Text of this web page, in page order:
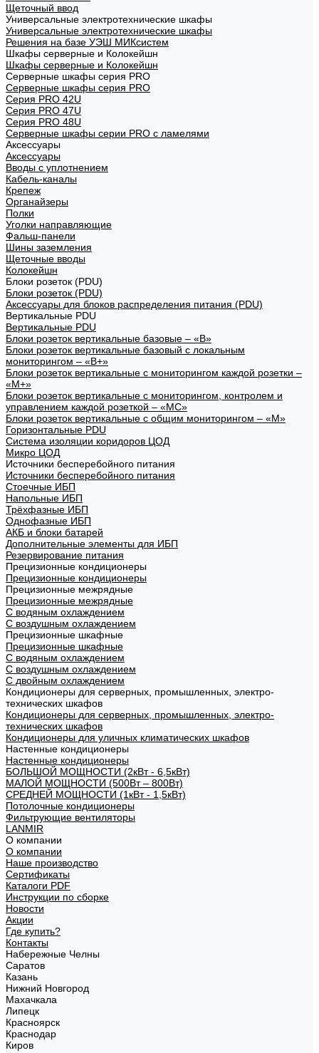
Щеточный ввод
Универсальные электротехнические шкафы
Универсальные электротехнические шкафы
Решения на базе УЭШ МИКсистем
Шкафы серверные и Колокейшн
Шкафы серверные и Колокейшн
Серверные шкафы серия PRO
Серверные шкафы серия PRO
Серия PRO 42U
Серия PRO 47U
Серия PRO 48U
Серверные шкафы серии PRO с ламелями
Аксессуары
Аксессуары
Вводы с уплотнением
Кабель-каналы
Крепеж
Органайзеры
Полки
Уголки направляющие
Фальш-панели
Шины заземления
Щеточные вводы
Колокейшн
Блоки розеток (PDU)
Блоки розеток (PDU)
Аксессуары для блоков распределения питания (PDU)
Вертикальные PDU
Вертикальные PDU
Блоки розеток вертикальные базовые – «В»
Блоки розеток вертикальные базовый с локальным
мониторингом – «В+»
Блоки розеток вертикальные с мониторингом каждой розетки –
«М+»
Блоки розеток вертикальные с мониторингом, контролем и
управлением каждой розеткой – «МС»
Блоки розеток вертикальные с общим мониторингом – «М»
Горизонтальные PDU
Система изоляции коридоров ЦОД
Микро ЦОД
Источники бесперебойного питания
Источники бесперебойного питания
Стоечные ИБП
Напольные ИБП
Трёхфазные ИБП
Однофазные ИБП
АКБ и блоки батарей
Дополнительные элементы для ИБП
Резервирование питания
Прецизионные кондиционеры
Прецизионные кондиционеры
Прецизионные межрядные
Прецизионные межрядные
С водяным охлаждением
С воздушным охлаждением
Прецизионные шкафные
Прецизионные шкафные
С водяным охлаждением
С воздушным охлаждением
С двойным охлаждением
Кондиционеры для серверных, промышленных, электро-
технических шкафов
Кондиционеры для серверных, промышленных, электро-
технических шкафов
Кондиционеры для уличных климатических шкафов
Настенные кондиционеры
Настенные кондиционеры
БОЛЬШОЙ МОЩНОСТИ (2кВт - 6,5кВт)
МАЛОЙ МОЩНОСТИ (500Вт – 800Вт)
СРЕДНЕЙ МОЩНОСТИ (1кВт - 1,5кВт)
Потолочные кондиционеры
Фильтрующие вентиляторы
LANMIR
О компании
О компании
Наше производство
Сертификаты
Каталоги PDF
Инструкции по сборке
Новости
Акции
Где купить?
Контакты
Набережные Челны
Саратов
Казань
Нижний Новгород
Махачкала
Липецк
Красноярск
Краснодар
Киров